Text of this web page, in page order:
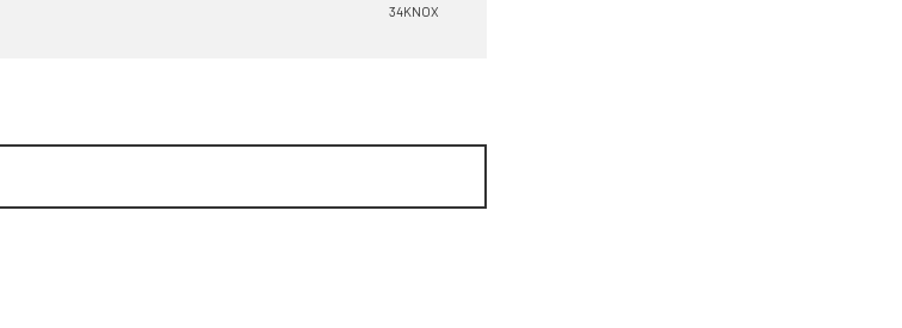
34KNOX